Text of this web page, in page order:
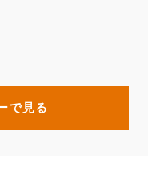
で見る